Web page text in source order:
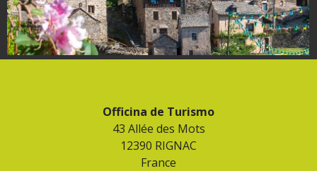
Officina de Turismo
43 Allée des Mots
12390 RIGNAC
France